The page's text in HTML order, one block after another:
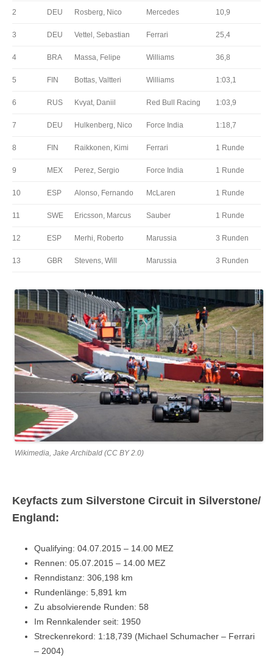
2 DEU Rosberg, Nico Mercedes 10,9
3 DEU Vettel, Sebastian Ferrari 25,4
4 BRA Massa, Felipe Williams 36,8
5 FIN Bottas, Valtteri Williams 1:03,1
6 RUS Kvyat, Daniil Red Bull Racing 1:03,9
7 DEU Hulkenberg, Nico Force India 1:18,7
8 FIN Raikkonen, Kimi Ferrari 1 Runde
9 MEX Perez, Sergio Force India 1 Runde
10 ESP Alonso, Fernando McLaren 1 Runde
11 SWE Ericsson, Marcus Sauber 1 Runde
12 ESP Merhi, Roberto Marussia 3 Runden
13 GBR Stevens, Will Marussia 3 Runden
Wikimedia, Jake Archibald (CC BY 2.0)
Keyfacts zum Silverstone Circuit in Silverstone/
England:
Qualifying: 04.07.2015 – 14.00 MEZ
Rennen: 05.07.2015 – 14.00 MEZ
Renndistanz: 306,198 km
Rundenlänge: 5,891 km
Zu absolvierende Runden: 58
Im Rennkalender seit: 1950
Streckenrekord: 1:18,739 (Michael Schumacher – Ferrari
– 2004)